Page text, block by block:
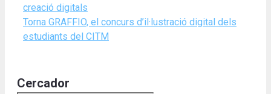
creació digitals
Torna GRAFFIO, el concurs d’il·lustració digital dels
estudiants del CITM
Cercador